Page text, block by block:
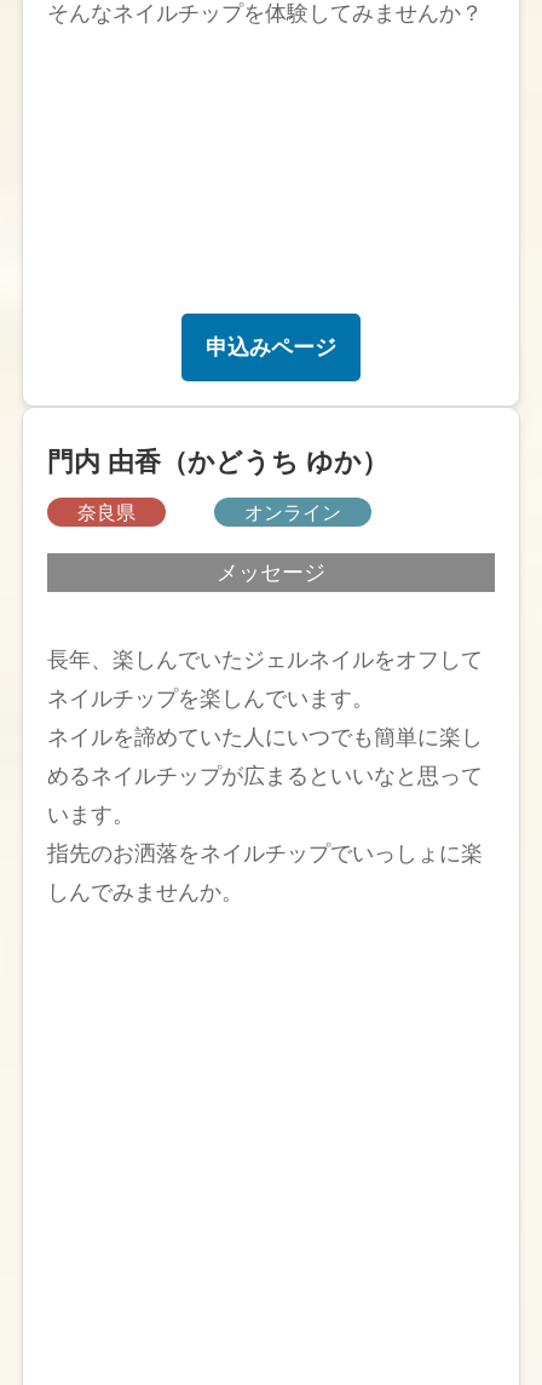
そんなネイルチップを体験してみませんか？
申込みページ
門内 由香（かどうち ゆか）
奈良県 オンライン
メッセージ
長年、楽しんでいたジェルネイルをオフして
ネイルチップを楽しんでいます。
ネイルを諦めていた人にいつでも簡単に楽し
めるネイルチップが広まるといいなと思って
います。
指先のお洒落をネイルチップでいっしょに楽
しんでみませんか。